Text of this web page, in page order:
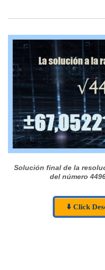
Solución final de la
del número
⬇️ Click